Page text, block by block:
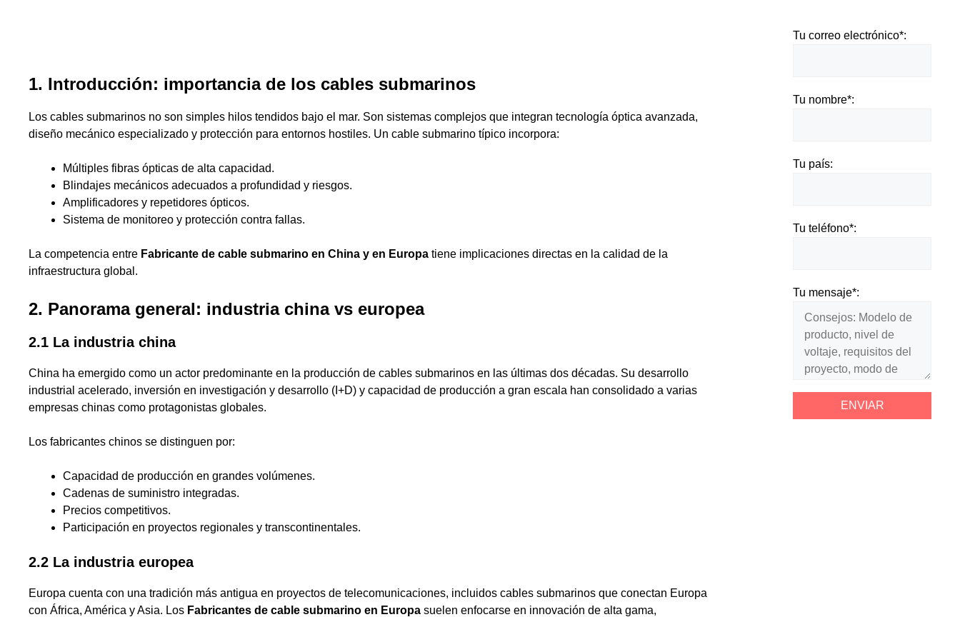
1. Introducción: importancia de los cables submarinos
Los cables submarinos no son simples hilos tendidos bajo el mar. Son sistemas complejos que integran tecnología óptica avanzada,
diseño mecánico especializado y protección para entornos hostiles. Un cable submarino típico incorpora:
Múltiples fibras ópticas de alta capacidad.
Blindajes mecánicos adecuados a profundidad y riesgos.
Amplificadores y repetidores ópticos.
Sistema de monitoreo y protección contra fallas.
La competencia entre Fabricante de cable submarino en China y en Europa tiene implicaciones directas en la calidad de la
infraestructura global.
2. Panorama general: industria china vs europea
2.1 La industria china
China ha emergido como un actor predominante en la producción de cables submarinos en las últimas dos décadas. Su desarrollo
industrial acelerado, inversión en investigación y desarrollo (I+D) y capacidad de producción a gran escala han consolidado a varias
empresas chinas como protagonistas globales.
Los fabricantes chinos se distinguen por:
Capacidad de producción en grandes volúmenes.
Cadenas de suministro integradas.
Precios competitivos.
Participación en proyectos regionales y transcontinentales.
2.2 La industria europea
Europa cuenta con una tradición más antigua en proyectos de telecomunicaciones, incluidos cables submarinos que conectan Europa
con África, América y Asia. Los Fabricantes de cable submarino en Europa suelen enfocarse en innovación de alta gama,
Tu correo electrónico*:
Tu nombre*:
Tu país:
Tu teléfono*:
Tu mensaje*: